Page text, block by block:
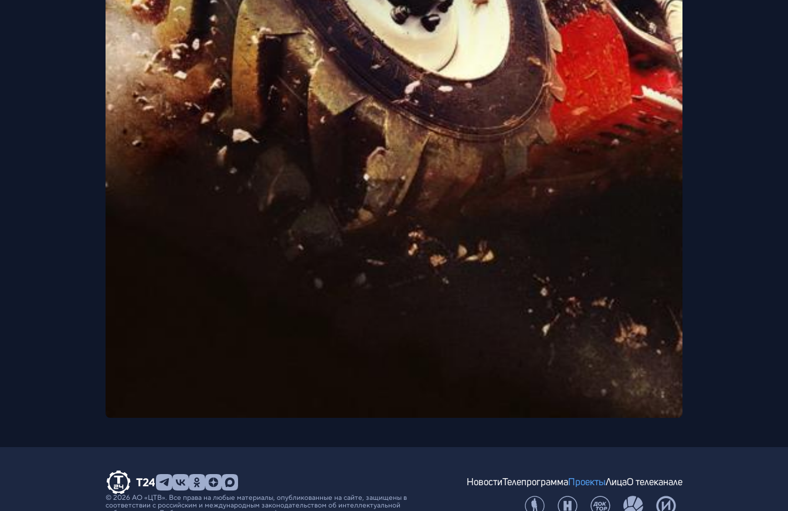
НовостиТелепрограммаПроектыЛицаО телеканале
© 2026 АО «ЦТВ». Все права на любые материалы, опубликованные на сайте, защищены в
соответствии с российским и международным законодательством об интеллектуальной